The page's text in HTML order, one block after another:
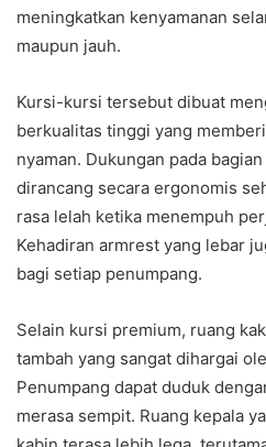
meningkatkan kenyamanan
maupun jauh.
Kursi-kursi tersebut dibuat
berkualitas tinggi yang
nyaman. Dukungan pada
dirancang secara ergonomis
rasa lelah ketika menempuh
Kehadiran armrest yang lebar
bagi setiap penumpang.
Selain kursi premium, ruang
tambah yang sangat dihargai
Penumpang dapat duduk
merasa sempit. Ruang kepala